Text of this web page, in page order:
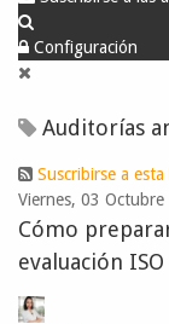
Configuración
Auditorías
Suscribirse a
Viernes, 03 Octubre
Cómo
evaluación ISO